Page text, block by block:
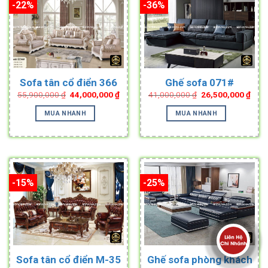
-22%
Sofa tân cổ điển 366
55,900,000₫ Original
price
was:
55,900,000 ₫.
44,000,000₫Current
price
is:
44,000,000 ₫.
MUA NHANH
-36%
Ghế sofa 071#
41,000,000₫ Original
price
was:
41,000,000 ₫.
26,500,000₫
price
is:
MUA NHANH
-15%
Sofa tân cổ điển M-35
-25%
Ghế sofa phòng khách